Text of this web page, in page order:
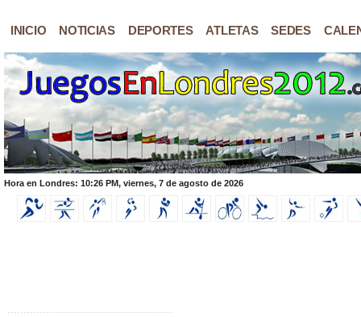
INICIO NOTICIAS DEPORTES ATLETAS SEDES
Hora en Londres: 10:26 PM, viernes, 7 de agosto de 2026